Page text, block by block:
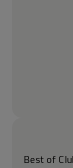
Best of